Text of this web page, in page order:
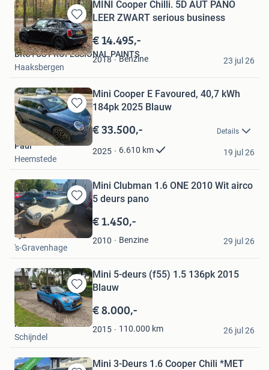
Bewaren
in
Mijn
Favorieten
MINI Cooper Chilli. 5D AUT PANO
LEER ZWART serious business
€ 14.495,-
2018 Benzine
BRUTUS PROFESSIONAL PAINTS
Haaksbergen
23 jul 26
Bewaren
in
Mijn
Favorieten
Mini Cooper E Favoured, 40,7 kWh
184pk 2025 Blauw
€ 33.500,- Details
2025 6.610 km
Paul
Heemstede
19 jul 26
Bewaren
in
Mijn
Favorieten
Mini Clubman 1.6 ONE 2010 Wit airco
5 deurs pano
€ 1.450,-
2010 Benzine
Sjaak Selier
's-Gravenhage
29 jul 26
Bewaren
in
Mijn
Favorieten
Mini 5-deurs (f55) 1.5 136pk 2015
Blauw
€ 8.000,-
2015 110.000 km
rob
Schijndel
26 jul 26
Mini 3-Deurs 1.6 Cooper Chili *MET